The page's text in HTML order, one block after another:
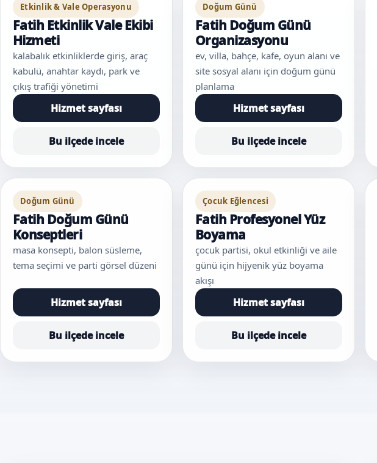
Etkinlik & Vale Operasyonu
Fatih Etkinlik Vale Ekibi
Hizmeti
kalabalık etkinliklerde giriş, araç
kabulü, anahtar kaydı, park ve
çıkış trafiği yönetimi
Hizmet sayfası
Bu ilçede incele
Doğum Günü
Fatih Doğum Günü
Organizasyonu
ev, villa, bahçe, kafe, oyun alanı ve
site sosyal alanı için doğum günü
planlama
Hizmet sayfası
Bu ilçede incele
Doğum Günü
Fatih Doğum Günü
Konseptleri
masa konsepti, balon süsleme,
tema seçimi ve parti görsel düzeni
Hizmet sayfası
Bu ilçede incele
Çocuk Eğlencesi
Fatih Profesyonel Yüz
Boyama
çocuk partisi, okul etkinliği ve aile
günü için hijyenik yüz boyama
akışı
Hizmet sayfası
Bu ilçede incele